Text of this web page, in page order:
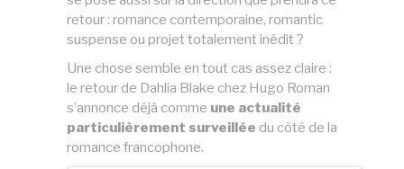
retour : romance contemporaine, romantic
suspense ou projet totalement inédit ?
Une chose semble en tout cas assez claire :
le retour de Dahlia Blake chez Hugo Roman
s’annonce déjà comme une actualité
particulièrement surveillée du côté de la
romance francophone.